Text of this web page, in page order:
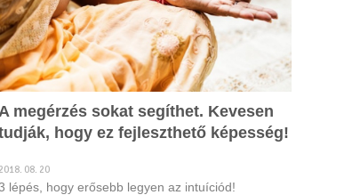
megérzés sokat segíthet. Kevesen
hogy ez fejleszthető képesség!
2018. 08. 20
lépés, hogy erősebb legyen az intuíciód!